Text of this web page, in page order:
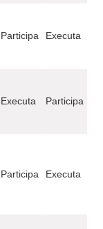
Participa Executa
Executa Participa
Participa Executa